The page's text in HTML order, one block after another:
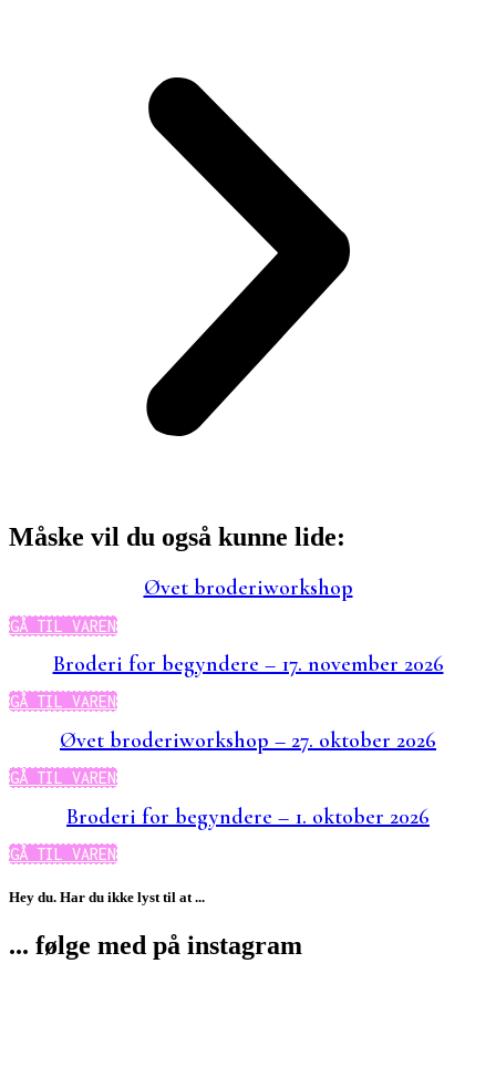
Måske vil du også kunne lide:
Øvet broderiworkshop
GÅ TIL VAREN
Broderi for begyndere – 17. november 2026
GÅ TIL VAREN
Øvet broderiworkshop – 27. oktober 2026
GÅ TIL VAREN
Broderi for begyndere – 1. oktober 2026
GÅ TIL VAREN
Hey du. Har du ikke lyst til at ...
... følge med på instagram